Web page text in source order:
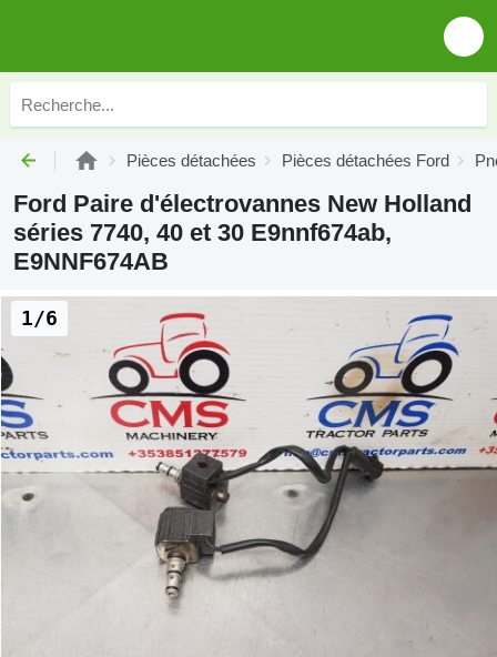
Pièces détachées Pièces détachées Ford
Ford Paire d'électrovannes New Holland
séries 7740, 40 et 30 E9nnf674ab,
E9NNF674AB
1/6